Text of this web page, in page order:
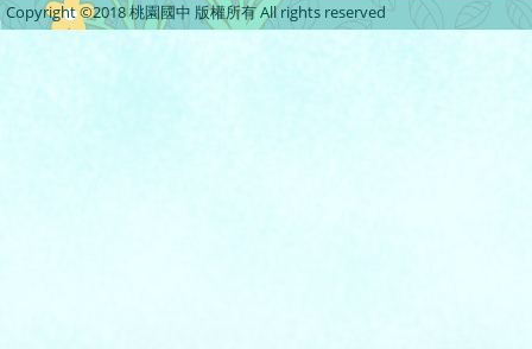
Copyright ©2018 桃園國中 版權所有 All rights reserved